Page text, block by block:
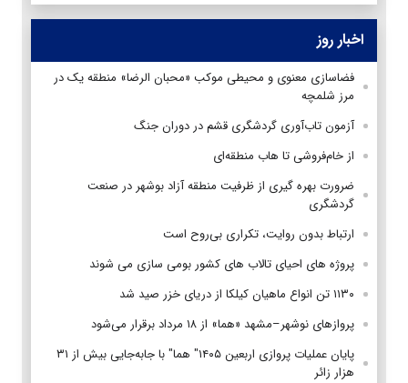
اخبار روز
فضاسازی معنوی و محیطی موکب «محبان الرضا» منطقه یک در
مرز شلمچه
آزمون تاب‌آوری گردشگری قشم در دوران جنگ
از خام‌فروشی تا هاب منطقه‌ای
ضرورت بهره گیری از ظرفیت منطقه آزاد بوشهر در صنعت
گردشگری
ارتباط بدون روایت، تکراری بی‌روح است
پروژه های احیای تالاب های کشور بومی سازی می شوند
۱۱۳۰ تن انواع ماهیان کیلکا از دریای خزر صید شد
پروازهای نوشهر–مشهد «هما» از ۱۸ مرداد برقرار می‌شود
پایان عملیات پروازی اربعین ۱۴۰۵" هما" با جابه‌جایی بیش از ۳۱
هزار زائر